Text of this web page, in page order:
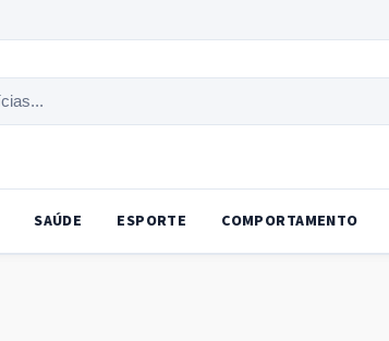
SAÚDE ESPORTE COMPORTAMENTO